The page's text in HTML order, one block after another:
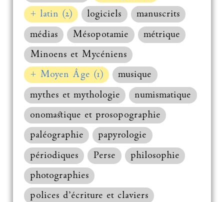
+ latin (2)
logiciels
manuscrits
médias
Mésopotamie
métrique
Minoens et Mycéniens
+ Moyen Âge (1)
musique
mythes et mythologie
numismatique
onomastique et prosopographie
paléographie
papyrologie
périodiques
Perse
philosophie
photographies
polices d’écriture et claviers